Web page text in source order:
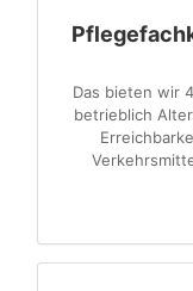
Das bieten wir
betrieblich